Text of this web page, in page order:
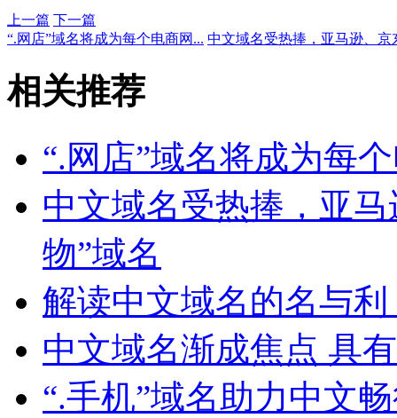
上一篇 下一篇
“.网店”域名将成为每个电商网... 中文域名受热捧，亚马逊、京
相关推荐
“.网店”域名将成为每
中文域名受热捧，亚
物”域名
解读中文域名的名与
中文域名渐成焦点 具
“.手机”域名助力中文